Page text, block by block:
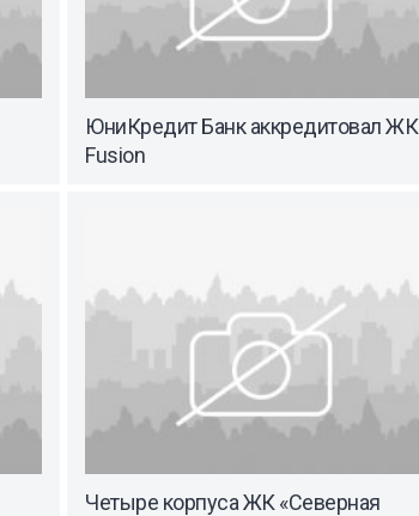
ЮниКредит Банк аккредитовал ЖК
Fusion
Четыре корпуса ЖК «Северная